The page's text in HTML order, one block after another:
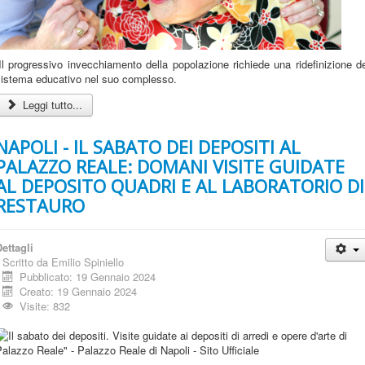
progressivo invecchiamento della popolazione richiede una ridefinizione
educativo nel suo complesso.
Leggi tutto...
- IL SABATO DEI DEPOSITI AL
REALE: DOMANI VISITE GUIDATE
DEPOSITO QUADRI E AL LABORATORIO DI
Scritto da Emilio Spiniello
Pubblicato: 19 Gennaio 2024
Creato: 19 Gennaio 2024
Visite: 832